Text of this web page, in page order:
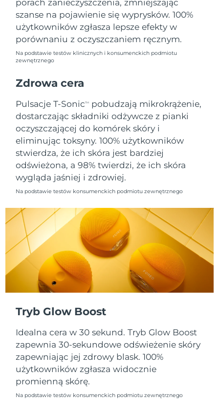
porach zanieczyszczenia, zmniejszając
szanse na pojawienie się wyprysków. 100%
użytkowników zgłasza lepsze efekty w
porównaniu z oczyszczaniem ręcznym.
Na podstawie testów klinicznych i konsumenckich podmiotu
zewnętrznego
Zdrowa cera
Pulsacje T-SonicTM
pobudzają mikrokrążenie,
dostarczając składniki odżywcze z pianki
oczyszczającej do komórek skóry i
eliminując toksyny. 100% użytkowników
stwierdza, że ich skóra jest bardziej
odświeżona, a 98% twierdzi, że ich skóra
wygląda jaśniej i zdrowiej.
Na podstawie testów konsumenckich podmiotu zewnętrznego
Tryb Glow Boost
Idealna cera w 30 sekund. Tryb Glow Boost
zapewnia 30-sekundowe odświeżenie skóry
zapewniając jej zdrowy blask. 100%
użytkowników zgłasza widocznie
promienną skórę.
Na podstawie testów konsumenckich podmiotu zewnętrznego
Holandia
Oczekiwany czas dostawy
Nowa Zelandia
Oczekiwany czas dostawy
Norwegia
Oman
Oczekiwany czas dostawy
8/11/26
Filipiny
Oczekiwany czas dostawy
8/11/26
Polska
Oczekiwany czas dostawy
Oczekiwany czas dostawy
Portoryko
Oczekiwany czas dostawy
8/10/26
Katar
Oczekiwany czas dostawy
8/9/26
Reunion
Oczekiwany czas dostawy
8/13/26
Rumunia
Rosja
Oczekiwany czas dostawy
8/16/26
Arabia Saudyjska
Oczekiwany czas dostawy